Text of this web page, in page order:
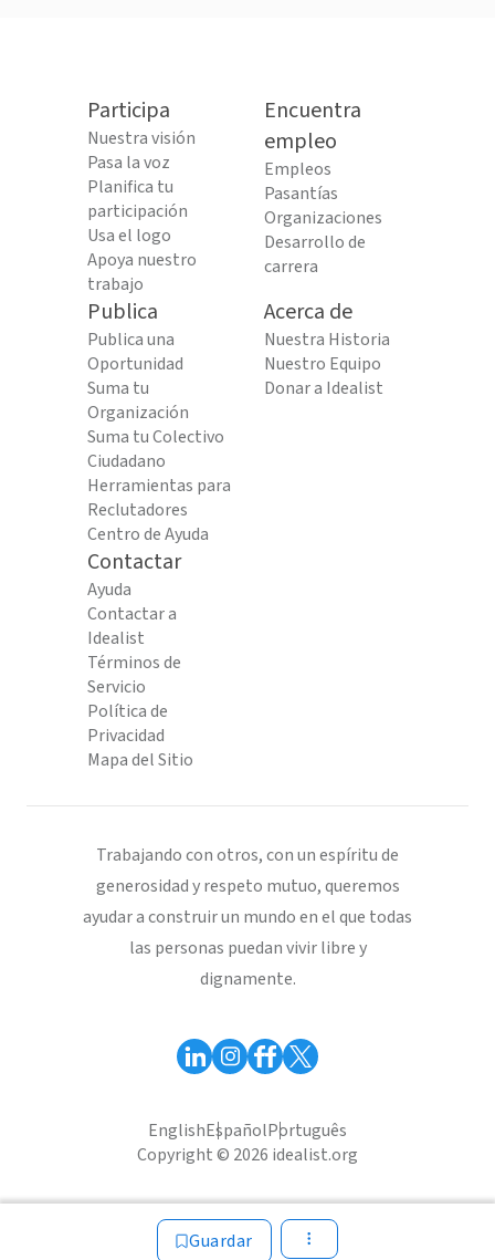
Guardar
Participa
Nuestra visión
Pasa la voz
Planifica tu
participación
Usa el logo
Apoya nuestro
trabajo
Encuentra
empleo
Empleos
Pasantías
Organizaciones
Desarrollo de
carrera
Publica
Publica una
Oportunidad
Suma tu
Organización
Suma tu Colectivo
Ciudadano
Herramientas para
Reclutadores
Centro de Ayuda
Acerca de
Nuestra Historia
Nuestro Equipo
Donar a Idealist
Contactar
Ayuda
Contactar a
Idealist
Términos de
Servicio
Política de
Privacidad
Mapa del Sitio
Trabajando con otros, con un espíritu de
generosidad y respeto mutuo, queremos
ayudar a construir un mundo en el que todas
las personas puedan vivir libre y
dignamente.
EnglishEspañolPortuguês
Copyright © 2026 idealist.org